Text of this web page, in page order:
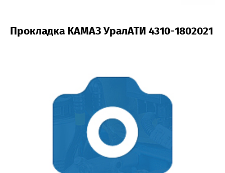
Прокладка КАМАЗ УралАТИ 4310-1802021